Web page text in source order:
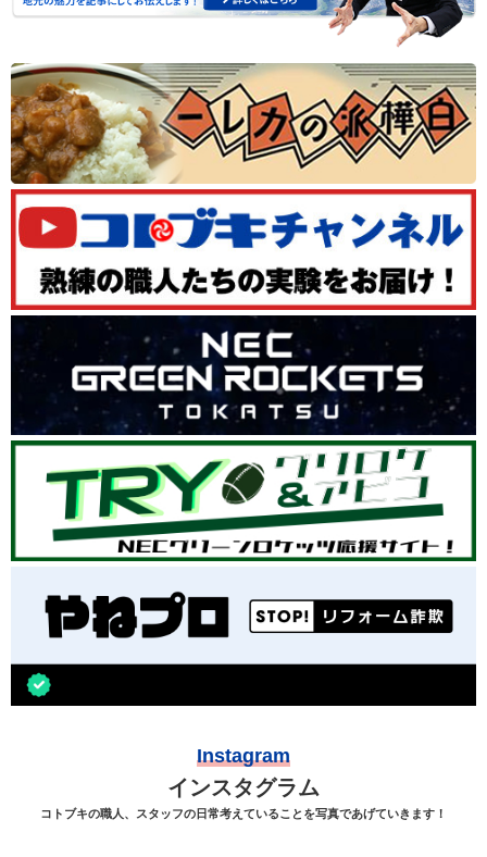
Instagram
インスタグラム
コトブキの職人、スタッフの日常考えていることを写真であげていきます！